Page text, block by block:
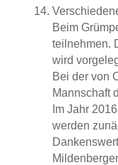
Beim
teilnehmen.
wird
Bei der von
Mannschaft
Im Jahr
werden